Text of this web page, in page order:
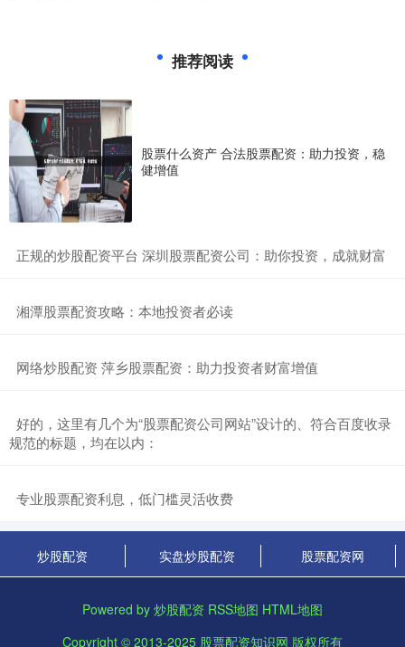
推荐阅读
股票什么资产 合法股票配资：助力投资，稳
健增值
​正规的炒股配资平台 深圳股票配资公司：助你投资，成就财富
​湘潭股票配资攻略：本地投资者必读
​网络炒股配资 萍乡股票配资：助力投资者财富增值
​好的，这里有几个为“股票配资公司网站”设计的、符合百度收录
规范的标题，均在以内：
​专业股票配资利息，低门槛灵活收费
炒股配资 实盘炒股配资 股票配资网
Powered by 炒股配资 RSS地图 HTML地图
Copyright © 2013-2025 股票配资知识网 版权所有